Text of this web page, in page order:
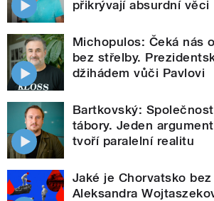
přikrývají absurdní věci
Michopulos: Čeká nás
bez střelby.
džihádem vůči Pavlovi
Bartkovský:
tábory. Jeden
tvoří paralelní realitu
Jaké je Chorvatsko
Aleksandra